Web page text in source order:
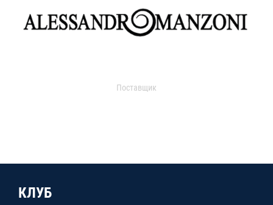
Поставщик
КЛУБ